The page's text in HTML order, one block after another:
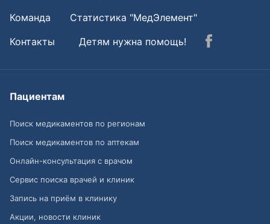
Команда
Статистика "МедЭлемент"
Контакты
Детям нужна помощь!
Пациентам
Поиск медикаментов по регионам
Поиск медикаментов по аптекам
Онлайн-консультация с врачом
Сервис поиска врачей и клиник
Запись на приём в клинику
Акции, новости клиник